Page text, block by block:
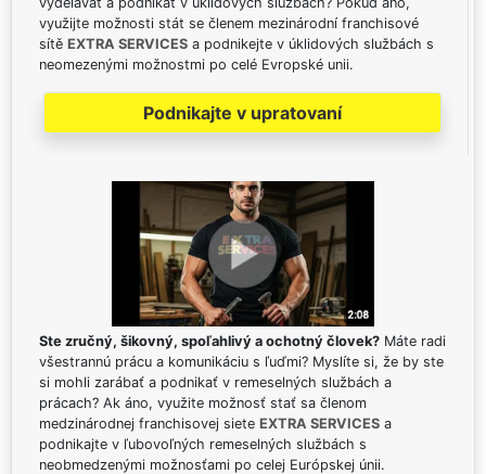
využijte možnosti stát se členem mezinárodní franchisové
sítě EXTRA SERVICES a podnikejte v úklidových službách s
neomezenými možnostmi po celé Evropské unii.
Podnikajte v upratovaní
Ste zručný, šikovný, spoľahlivý a ochotný človek? Máte radi
všestrannú prácu a komunikáciu s ľuďmi? Myslíte si, že by ste
si mohli zarábať a podnikať v remeselných službách a
prácach? Ak áno, využite možnosť stať sa členom
medzinárodnej franchisovej siete EXTRA SERVICES a
podnikajte v ľubovoľných remeselných službách s
neobmedzenými možnosťami po celej Európskej únii.